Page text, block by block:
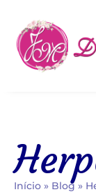
Início » Blog »